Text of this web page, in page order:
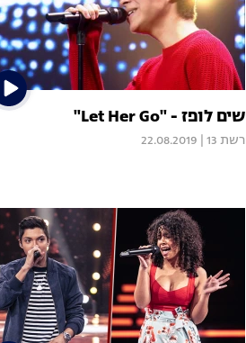
שים לופז - "Let Her Go"
רשת 13 22.08.2019